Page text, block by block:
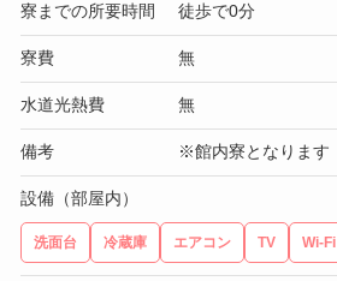
寮までの所要時間 徒歩で0分
寮費 無
水道光熱費 無
備考 ※館内寮となります
設備（部屋内）
洗面台 冷蔵庫 エアコン TV Wi-Fi